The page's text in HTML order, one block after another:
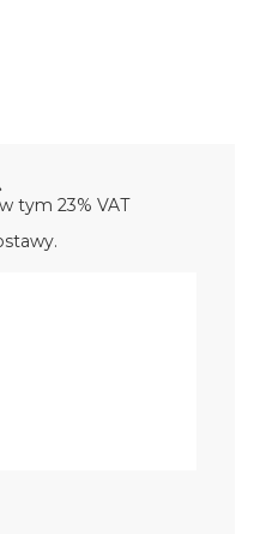
w tym 23% VAT
w tym 23% VAT